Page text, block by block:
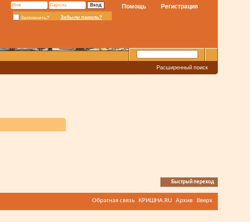
Регистрация
Помощь
Запомнить? Забыли пароль?
Расширенный поиск
Быстрый переход
Обратная связь КРИШНА.RU Архив Вверх